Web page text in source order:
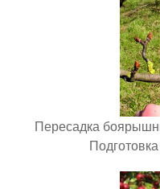
Пересадка